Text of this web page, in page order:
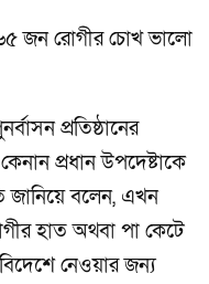
৬৫ জন রোগীর চোখ ভালো
প্রতিষ্ঠানের
প্রধান উপদেষ্টাকে
জানিয়ে বলেন, এখন
হাত অথবা পা কেটে
নেওয়ার জন্য